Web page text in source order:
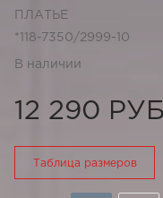
ПЛАТЬЕ
*118-7350/2999-10
В наличии
12 290 РУБ
Таблица размеров